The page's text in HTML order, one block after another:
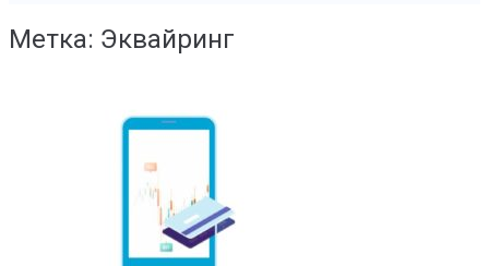
Метка: Эквайринг